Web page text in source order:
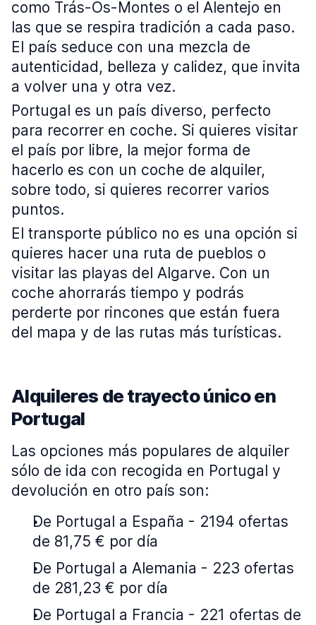
como Trás-Os-Montes o el Alentejo en
las que se respira tradición a cada paso.
El país seduce con una mezcla de
autenticidad, belleza y calidez, que invita
a volver una y otra vez.
Portugal es un país diverso, perfecto
para recorrer en coche. Si quieres visitar
el país por libre, la mejor forma de
hacerlo es con un coche de alquiler,
sobre todo, si quieres recorrer varios
puntos.
El transporte público no es una opción si
quieres hacer una ruta de pueblos o
visitar las playas del Algarve. Con un
coche ahorrarás tiempo y podrás
perderte por rincones que están fuera
del mapa y de las rutas más turísticas.
Alquileres de trayecto único en
Portugal
Las opciones más populares de alquiler
sólo de ida con recogida en Portugal y
devolución en otro país son:
De Portugal a España - 2194 ofertas
de 81,75 € por día
De Portugal a Alemania - 223 ofertas
de 281,23 € por día
De Portugal a Francia - 221 ofertas de